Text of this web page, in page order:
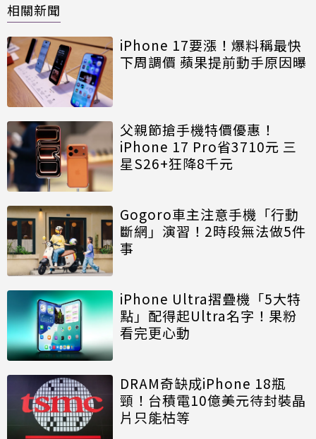
相關新聞
iPhone 17要漲！爆料稱最快
下周調價 蘋果提前動手原因曝
父親節搶手機特價優惠！
iPhone 17 Pro省3710元 三
星S26+狂降8千元
Gogoro車主注意手機「行動
斷網」演習！2時段無法做5件
事
iPhone Ultra摺疊機「5大特
點」配得起Ultra名字！果粉
看完更心動
DRAM奇缺成iPhone 18瓶
頸！台積電10億美元待封裝晶
片只能枯等